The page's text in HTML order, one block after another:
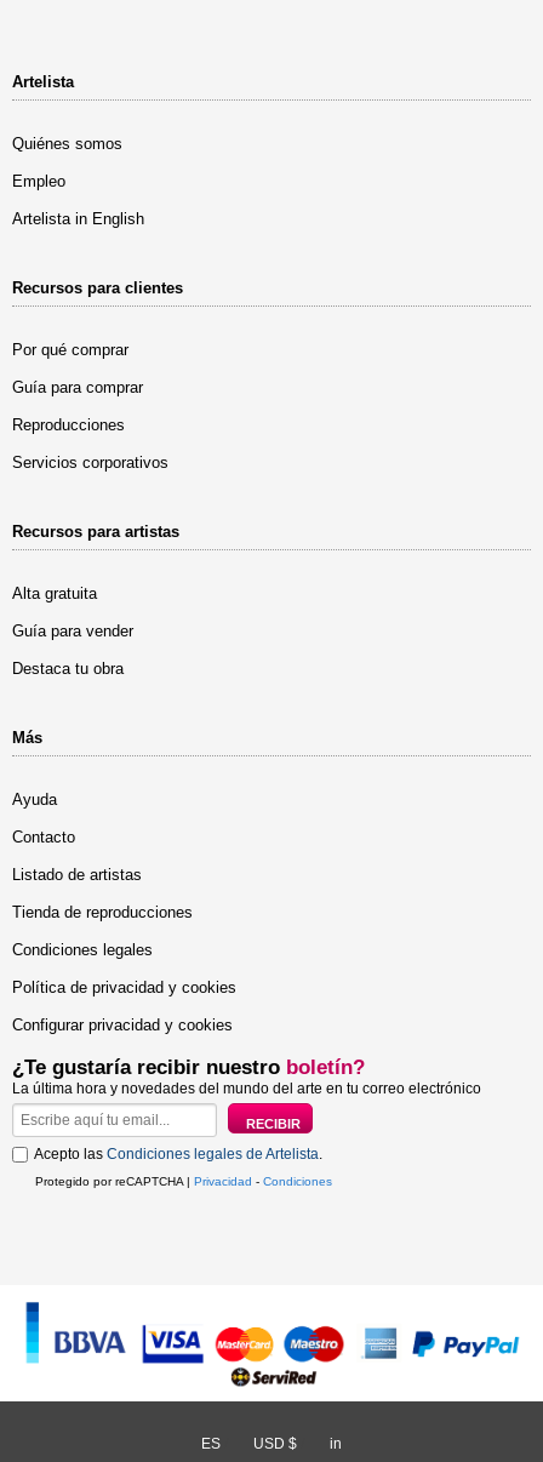
Artelista
Quiénes somos
Empleo
Artelista in English
Recursos para clientes
Por qué comprar
Guía para comprar
Reproducciones
Servicios corporativos
Recursos para artistas
Alta gratuita
Guía para vender
Destaca tu obra
Más
Ayuda
Contacto
Listado de artistas
Tienda de reproducciones
Condiciones legales
Política de privacidad y cookies
Configurar privacidad y cookies
¿Te gustaría recibir nuestro boletín?
La última hora y novedades del mundo del arte en tu correo electrónico
Acepto las Condiciones legales de Artelista.
Protegido por reCAPTCHA | Privacidad - Condiciones
ES USD $ in